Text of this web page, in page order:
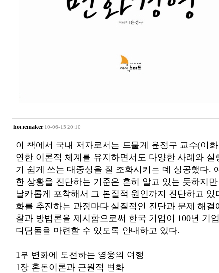
homemaker 10-06-15 20:10
이 책에서 국내 저자로서는 드물게 윤정구 교수(이
연한 이론적 체계를 유지하면서도 다양한 사례와 실
기 쉽게 쓰는 대중성을 잘 조화시키는 데 성공했다.
한 상황을 진단하는 기준은 흔히 알고 있는 듯하지
날카롭게 포착해서 그 본질적 원인까지 진단하고 있
화를 추진하는 과정마다 실질적인 진단과 문제 해결
찰과 방법론을 제시함으로써 한국 기업이 100년 기
디딤돌을 마련할 수 있도록 안내하고 있다.
1부 변화에 도전하는 영웅의 여행
1장 혼돈이론과 근원적 변화